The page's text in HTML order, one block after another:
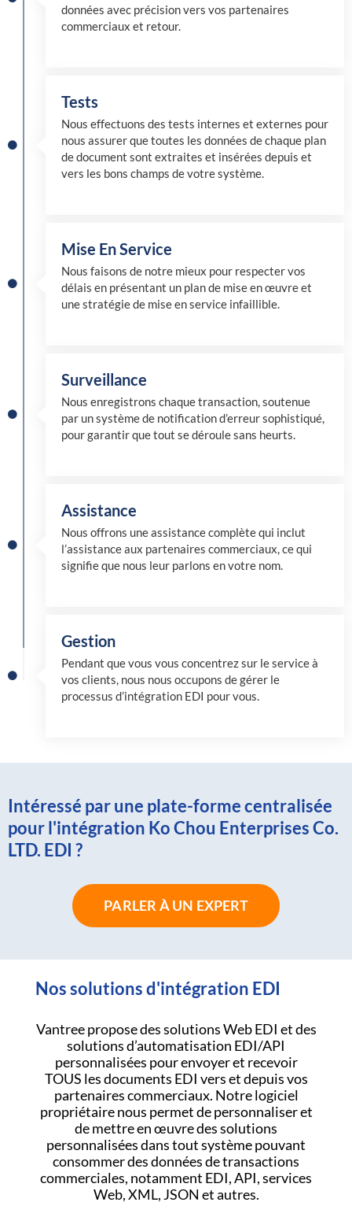
données avec précision vers vos partenaires
commerciaux et retour.
Tests
Nous effectuons des tests internes et externes pour
nous assurer que toutes les données de chaque plan
de document sont extraites et insérées depuis et
vers les bons champs de votre système.
Mise En Service
Nous faisons de notre mieux pour respecter vos
délais en présentant un plan de mise en œuvre et
une stratégie de mise en service infaillible.
Surveillance
Nous enregistrons chaque transaction, soutenue
par un système de notification d’erreur sophistiqué,
pour garantir que tout se déroule sans heurts.
Assistance
Nous offrons une assistance complète qui inclut
l’assistance aux partenaires commerciaux, ce qui
signifie que nous leur parlons en votre nom.
Gestion
Pendant que vous vous concentrez sur le service à
vos clients, nous nous occupons de gérer le
processus d’intégration EDI pour vous.
Intéressé par une plate-forme centralisée
pour l'intégration Ko Chou Enterprises Co.
LTD. EDI ?
PARLER À UN EXPERT
Nos solutions d'intégration EDI
Vantree propose des solutions Web EDI et des
solutions d’automatisation EDI/API
personnalisées pour envoyer et recevoir
TOUS les documents EDI vers et depuis vos
partenaires commerciaux. Notre logiciel
propriétaire nous permet de personnaliser et
de mettre en œuvre des solutions
personnalisées dans tout système pouvant
consommer des données de transactions
commerciales, notamment EDI, API, services
Web, XML, JSON et autres.